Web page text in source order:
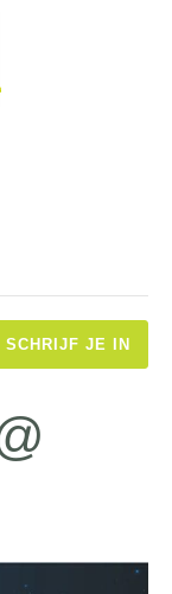
SCHRIJF JE IN